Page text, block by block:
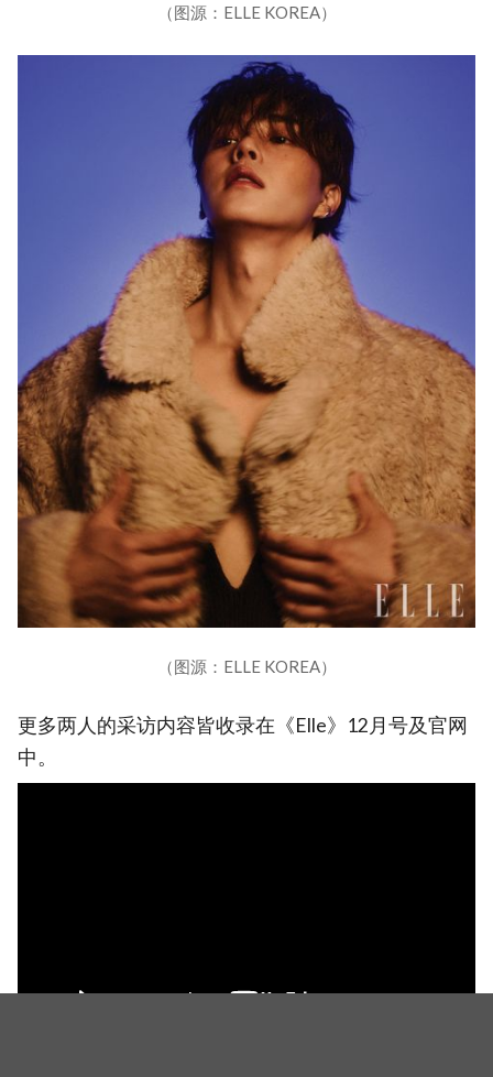
（图源：ELLE KOREA）
（图源：ELLE KOREA）
更多两人的采访内容皆收录在《Elle》12月号及官网
中。